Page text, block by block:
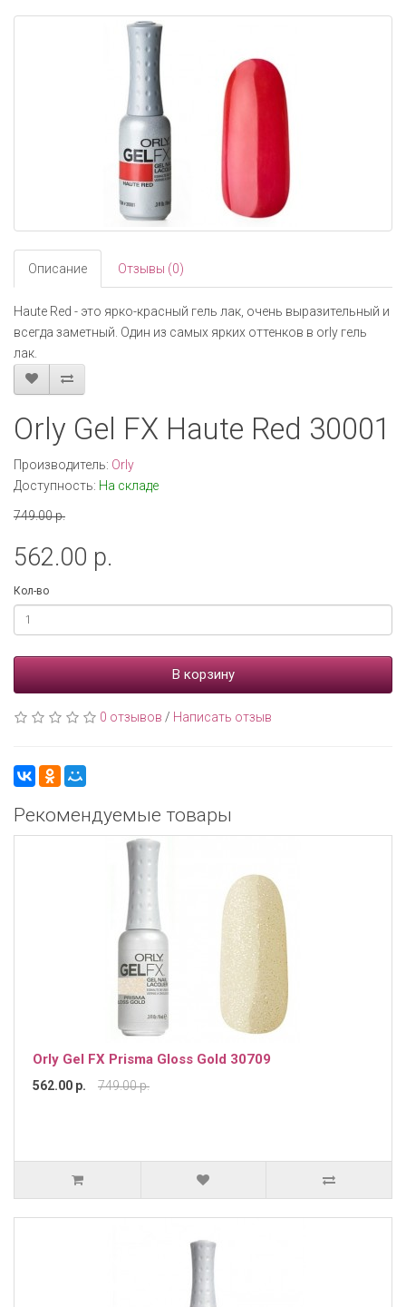
Описание Отзывы (0)
Haute Red - это ярко-красный гель лак, очень выразительный и
всегда заметный. Один из самых ярких оттенков в orly гель
лак.
Orly Gel FX Haute Red 30001
Производитель: Orly
Доступность: На складе
749.00 р.
562.00 р.
Кол-во
В корзину
0 отзывов / Написать отзыв
Рекомендуемые товары
Orly Gel FX Prisma Gloss Gold 30709
562.00 р. 749.00 р.